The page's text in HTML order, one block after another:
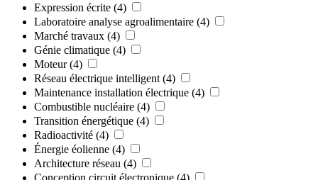
Expression écrite (4)
Laboratoire analyse agroalimentaire (4)
Marché travaux (4)
Génie climatique (4)
Moteur (4)
Réseau électrique intelligent (4)
Maintenance installation électrique (4)
Combustible nucléaire (4)
Transition énergétique (4)
Radioactivité (4)
Énergie éolienne (4)
Architecture réseau (4)
Conception circuit électronique (4)